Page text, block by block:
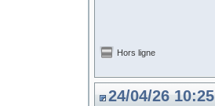
Hors ligne
24/04/26 10:25